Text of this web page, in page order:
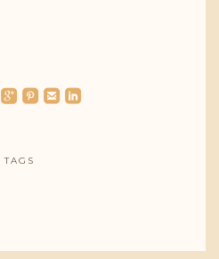
roundedgoogleplus roundedpinterest roundedemail roundedlinkedin
TAGS